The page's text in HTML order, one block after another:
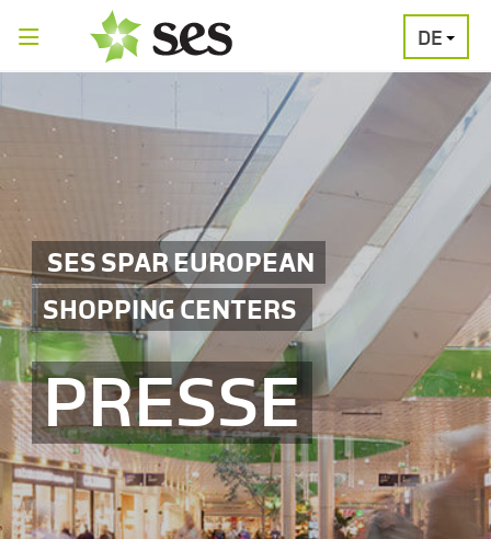
DE
SES SPAR EUROPEAN
SHOPPING CENTERS
PRESSE
PRESSEAUSSENDUNGEN